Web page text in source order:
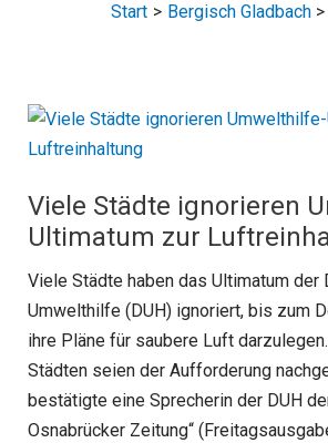
Start
Bergisch Gladbach
Viele Städte ignorieren
Ultimatum zur
Viele Städte haben das Ultimatum der
Umwelthilfe (DUH) ignoriert, bis zum
ihre Pläne für saubere Luft
Städten seien der Aufforderung
bestätigte eine Sprecherin der DUH
Osnabrücker Zeitung“